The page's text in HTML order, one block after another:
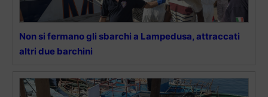
Non si fermano gli sbarchi a Lampedusa, attraccati
altri due barchini